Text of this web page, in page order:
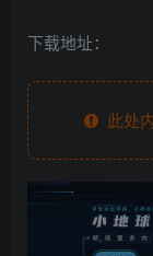
下载地址：
此处